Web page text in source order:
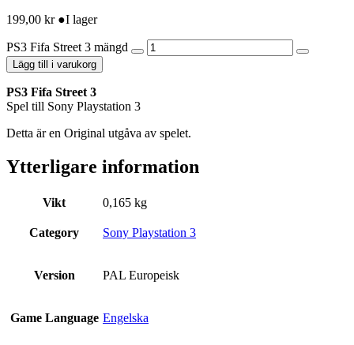
199,00 kr ●I lager
PS3 Fifa Street 3 mängd
Lägg till i varukorg
PS3 Fifa Street 3
Spel till Sony Playstation 3
Detta är en Original utgåva av spelet.
Ytterligare information
Vikt 0,165 kg
Category Sony Playstation 3
Version PAL Europeisk
Game Language Engelska